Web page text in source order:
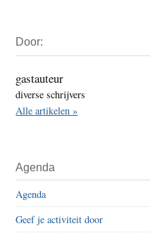
Sidebar
Door:
gastauteur
diverse schrijvers
Alle artikelen »
Agenda
Agenda
Geef je activiteit door